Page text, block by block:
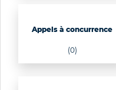
Appels à concurrence
(0)